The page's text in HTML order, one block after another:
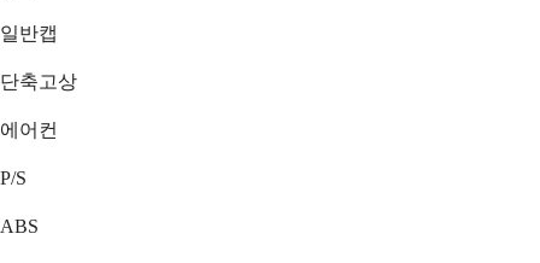
일반캡
단축고상
에어컨
P/S
ABS